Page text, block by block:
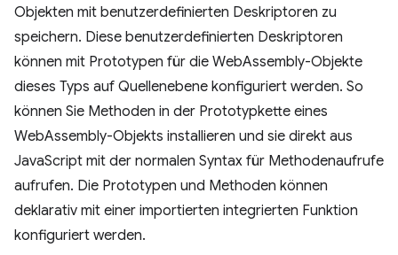
Objekten mit benutzerdefinierten Deskriptoren zu
speichern. Diese benutzerdefinierten Deskriptoren
können mit Prototypen für die WebAssembly-Objekte
dieses Typs auf Quellenebene konfiguriert werden. So
können Sie Methoden in der Prototypkette eines
WebAssembly-Objekts installieren und sie direkt aus
JavaScript mit der normalen Syntax für Methodenaufrufe
aufrufen. Die Prototypen und Methoden können
deklarativ mit einer importierten integrierten Funktion
konfiguriert werden.